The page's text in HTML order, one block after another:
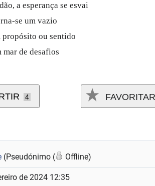
a esperança se esvai
se um vazio
propósito ou sentido
mar de desafios
4 FAVORITAR
(Pseudónimo ( Offline)
de 2024 12:35